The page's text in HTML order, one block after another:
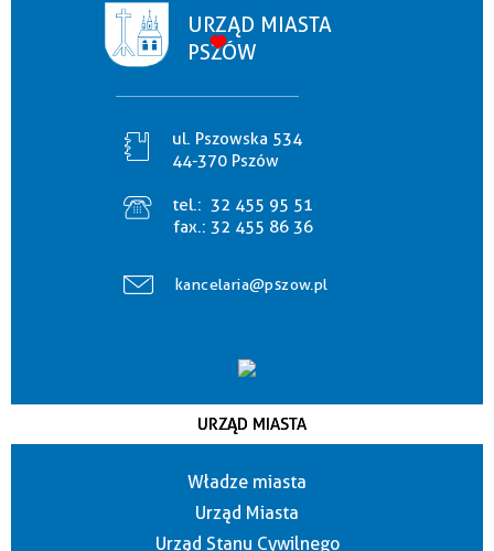
URZĄD MIASTA
PSZÓW
ul. Pszowska 534
44-370 Pszów
tel.: 32 455 95 51
fax.: 32 455 86 36
kancelaria@pszow.pl
URZĄD MIASTA
Władze miasta
Urząd Miasta
Urząd Stanu Cywilnego